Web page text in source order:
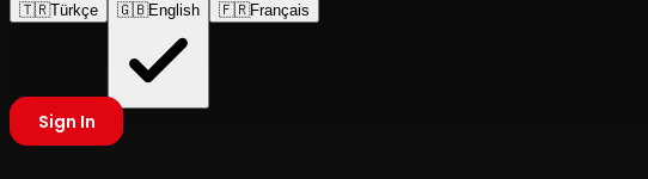
🇹🇷Türkçe 🇬🇧English 🇫🇷Français
Sign In